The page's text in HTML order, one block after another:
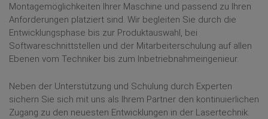
Montagemöglichkeiten Ihrer Maschine und passend zu Ihren
Anforderungen platziert sind. Wir begleiten Sie durch die
Entwicklungsphase bis zur Produktauswahl, bei
Softwareschnittstellen und der Mitarbeiterschulung auf allen
Ebenen vom Techniker bis zum Inbetriebnahmeingenieur.
Neben der Unterstützung und Schulung durch Experten
sichern Sie sich mit uns als Ihrem Partner den kontinuierlichen
Zugang zu den neuesten Entwicklungen in der Lasertechnik.